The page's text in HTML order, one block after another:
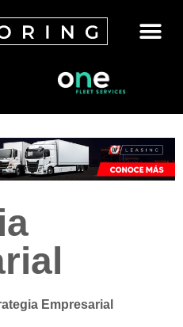
Empresarial